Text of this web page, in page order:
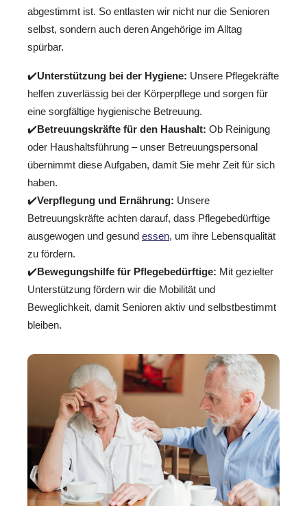
abgestimmt ist. So entlasten wir nicht nur die Senioren
selbst, sondern auch deren Angehörige im Alltag
spürbar.
✔️Unterstützung bei der Hygiene: Unsere Pflegekräfte
helfen zuverlässig bei der Körperpflege und sorgen für
eine sorgfältige hygienische Betreuung.
✔️Betreuungskräfte für den Haushalt: Ob Reinigung
oder Haushaltsführung – unser Betreuungspersonal
übernimmt diese Aufgaben, damit Sie mehr Zeit für sich
haben.
✔️Verpflegung und Ernährung: Unsere
Betreuungskräfte achten darauf, dass Pflegebedürftige
ausgewogen und gesund essen, um ihre Lebensqualität
zu fördern.
✔️Bewegungshilfe für Pflegebedürftige: Mit gezielter
Unterstützung fördern wir die Mobilität und
Beweglichkeit, damit Senioren aktiv und selbstbestimmt
bleiben.